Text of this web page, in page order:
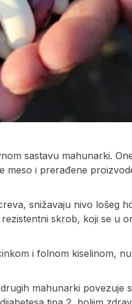
sastavu mahunarki.
meso i prerađene
snižavaju nivo lošeg
skrob, koji se u
i folnom kiselinom,
mahunarki povezuje